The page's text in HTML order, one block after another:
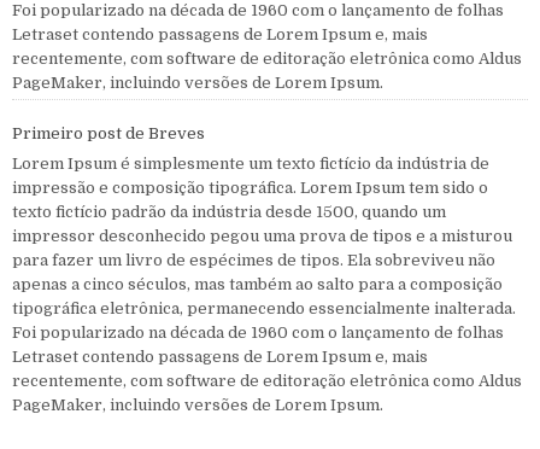
Foi popularizado na década de 1960 com o lançamento de folhas
Letraset contendo passagens de Lorem Ipsum e, mais
recentemente, com software de editoração eletrônica como Aldus
PageMaker, incluindo versões de Lorem Ipsum.
Primeiro post de Breves
Lorem Ipsum é simplesmente um texto fictício da indústria de
impressão e composição tipográfica. Lorem Ipsum tem sido o
texto fictício padrão da indústria desde 1500, quando um
impressor desconhecido pegou uma prova de tipos e a misturou
para fazer um livro de espécimes de tipos. Ela sobreviveu não
apenas a cinco séculos, mas também ao salto para a composição
tipográfica eletrônica, permanecendo essencialmente inalterada.
Foi popularizado na década de 1960 com o lançamento de folhas
Letraset contendo passagens de Lorem Ipsum e, mais
recentemente, com software de editoração eletrônica como Aldus
PageMaker, incluindo versões de Lorem Ipsum.